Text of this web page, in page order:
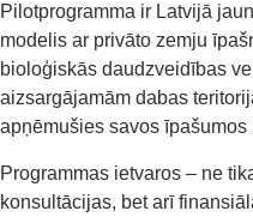
Pilotprogramma ir Latvijā
modelis ar privāto zemju
bioloģiskās daudzveidības
aizsargājamām dabas
apņēmušies savos
Programmas ietvaros – ne
konsultācijas, bet arī